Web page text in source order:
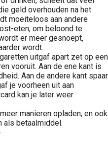
geld overhouden na het
moeiteloos aan andere
eten, om beloond te
er meer gesnoept,
wordt.
uitgaf apart zet op een
vooruit. Aan de ene kant is
Aan de andere kant spaar
je voorheen uit aan
kan je later weer
manieren opladen, en ook
als betaalmiddel.